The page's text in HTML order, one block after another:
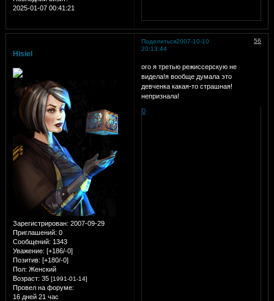
2025-01-07 00:41:21
Поделиться 56
2007-10-10
20:13:44
Hisiel
Зарегистрирован: 2007-09-29
Приглашений: 0
Сообщений: 1343
Уважение: [+186/-0]
Позитив: [+180/-0]
Пол: Женский
Возраст: 35 [1991-01-14]
Провел на форуме:
16 дней 21 час
ого я третью режиссерскую не
видела!я вообще думала это
девченка какая-то страшная!
непризнала!
0